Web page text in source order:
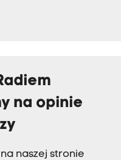
na opinie
naszej stronie